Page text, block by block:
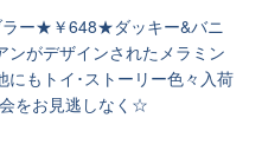
ラー★￥648★ダッキー&バニ
ンがデザインされたメラミン
にもトイ･ストーリー色々入荷
会をお見逃しなく☆